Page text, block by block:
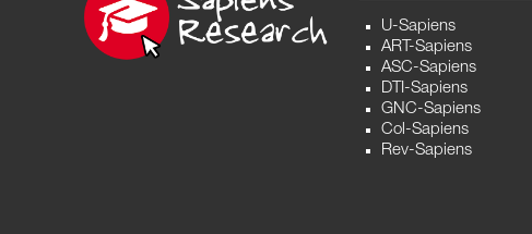
U-Sapiens
ART-Sapiens
ASC-Sapiens
DTI-Sapiens
GNC-Sapiens
Col-Sapiens
Rev-Sapiens